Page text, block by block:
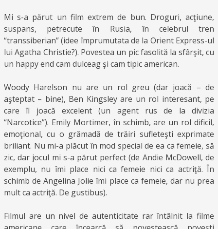
Mi s-a părut un film extrem de bun. Droguri, acţiune,
suspans, petrecute în Rusia, în celebrul tren
“transsiberian” (idee împrumutata de la Orient Express-ul
lui Agatha Christie?). Povestea un pic fasolită la sfârşit, cu
un happy end cam dulceag şi cam tipic american.
Woody Harelson nu are un rol greu (dar joacă – de
aşteptat – bine), Ben Kingsley are un rol interesant, pe
care îl joacă excelent (un agent rus de la divizia
“Narcotice”). Emily Mortimer, în schimb, are un rol dificil,
emoţional, cu o grămadă de trăiri sufleteşti exprimate
briliant. Nu mi-a plăcut în mod special de ea ca femeie, să
zic, dar jocul mi s-a părut perfect (de Andie McDowell, de
exemplu, nu îmi place nici ca femeie nici ca actriţă. În
schimb de Angelina Jolie îmi place ca femeie, dar nu prea
mult ca actriţă. De gustibus).
Filmul are un nivel de autenticitate rar întâlnit la filme